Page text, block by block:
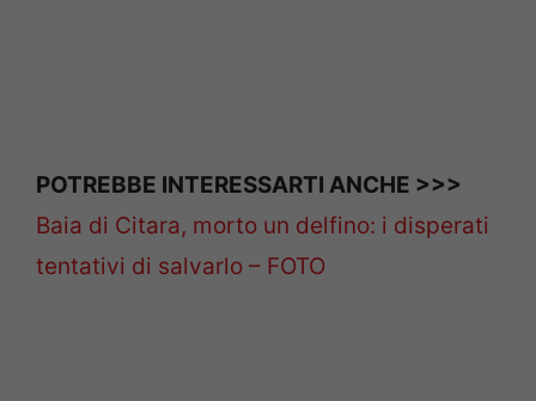
POTREBBE INTERESSARTI ANCHE >>>
Baia di Citara, morto un delfino: i disperati
tentativi di salvarlo – FOTO